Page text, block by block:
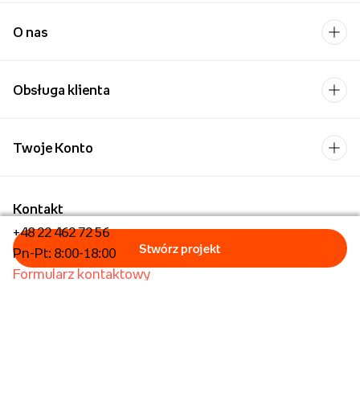
O nas
Obsługa klienta
Kontakt
+48 22 462 72 56
Pn-Pt: 8:00-18:00
Formularz kontaktowy
Twoje Konto